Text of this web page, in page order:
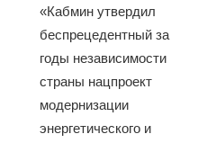
«Кабмин утвердил
беспрецедентный за
годы независимости
страны нацпроект
модернизации
энергетического и